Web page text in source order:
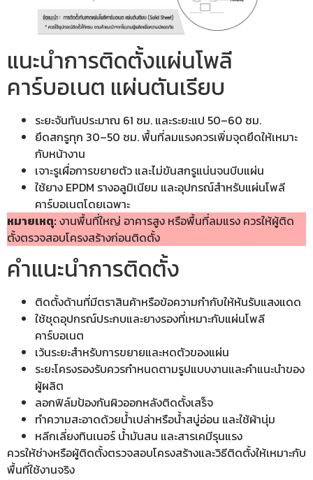
แนะนำการติดตั้งแผ่นโพลี
คาร์บอเนต แผ่นตันเรียบ
ระยะจันทันประมาณ 61 ซม. และระยะแป 50–60 ซม.
ยึดสกรูทุก 30–50 ซม. พื้นที่ลมแรงควรเพิ่มจุดยึดให้เหมาะ
กับหน้างาน
เจาะรูเผื่อการขยายตัว และไม่ขันสกรูแน่นจนบีบแผ่น
ใช้ยาง EPDM รางอลูมิเนียม และอุปกรณ์สำหรับแผ่นโพลี
คาร์บอเนตโดยเฉพาะ
หมายเหตุ:งานพื้นที่ใหญ่ อาคารสูง หรือพื้นที่ลมแรง ควรให้ผู้ติด
ตั้งตรวจสอบโครงสร้างก่อนติดตั้ง
คำแนะนำการติดตั้ง
ติดตั้งด้านที่มีตราสินค้าหรือข้อความกำกับให้หันรับแสงแดด
ใช้ชุดอุปกรณ์ประกบและยางรองที่เหมาะกับแผ่นโพลี
คาร์บอเนต
เว้นระยะสำหรับการขยายและหดตัวของแผ่น
ระยะโครงรองรับควรกำหนดตามรูปแบบงานและคำแนะนำของ
ผู้ผลิต
ลอกฟิล์มป้องกันผิวออกหลังติดตั้งเสร็จ
ทำความสะอาดด้วยน้ำเปล่าหรือน้ำสบู่อ่อน และใช้ผ้านุ่ม
หลีกเลี่ยงทินเนอร์ น้ำมันสน และสารเคมีรุนแรง
ควรให้ช่างหรือผู้ติดตั้งตรวจสอบโครงสร้างและวิธีติดตั้งให้เหมาะกับ
พื้นที่ใช้งานจริง